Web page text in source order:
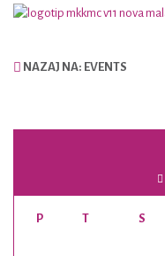
NAZAJ NA: EVENTS
P T S